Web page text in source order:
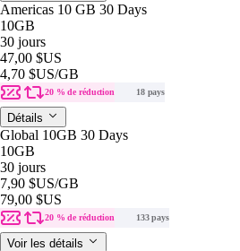
Americas 10 GB 30 Days
10GB
30 jours
47,00 $US
4,70 $US/GB
20 % de réduction 18 pays
Détails
Global 10GB 30 Days
10GB
30 jours
7,90 $US/GB
79,00 $US
20 % de réduction 133 pays
Voir les détails